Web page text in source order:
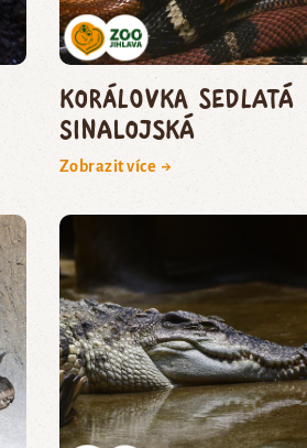
korálovka sedlatá
sinalojská
Zobrazit více →